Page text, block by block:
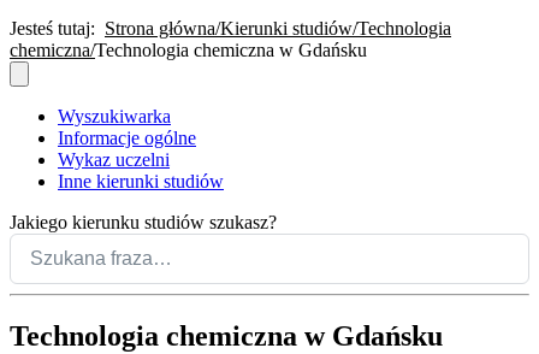
Jesteś tutaj: Strona główna Kierunki studiów Technologia
chemiczna Technologia chemiczna w Gdańsku
Wyszukiwarka
Informacje ogólne
Wykaz uczelni
Inne kierunki studiów
Jakiego kierunku studiów szukasz?
Technologia chemiczna w Gdańsku